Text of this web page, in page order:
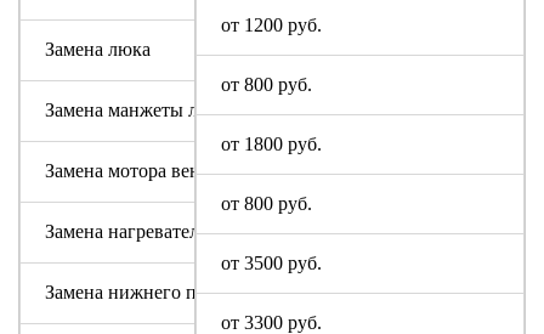
от 1200 руб.
от 800 руб.
от 1800 руб.
от 800 руб.
от 3500 руб.
от 3300 руб.
Замена люка
Замена манжеты люка
Замена мотора вентилятора сушки
Замена нагревательного элемента (тена)
Замена нижнего противовеса